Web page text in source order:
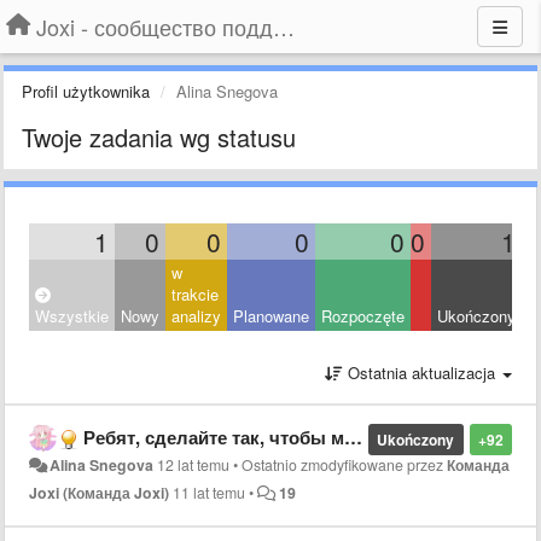
Joxi - сообщество поддержки
Profil użytkownika Alina Snegova
Twoje zadania wg statusu
1 0 0 0 0 0 1
Wszystkie Nowy
w
trakcie
analizy
Planowane Rozpoczęte Ukończony
Ostatnia aktualizacja
+92
Ukończony
Ребят, сделайте так, чтобы можно было сделать скриншот изображения, которое не помещается целиком на экран (с полосой прокрутки), часто нужно, а делать несколько скриншотов неудобно.
Alina Snegova 12 lat temu •Ostatnio zmodyfikowane przezКоманда
Joxi (Команда Joxi) 11 lat temu • 19